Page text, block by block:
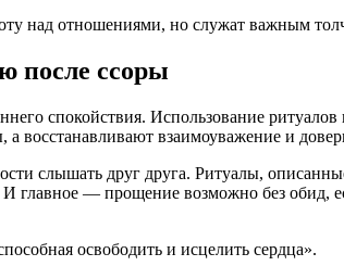
над отношениями, но служат важным
после ссоры
спокойствия. Использование
восстанавливают взаимоуважение и
слышать друг друга. Ритуалы,
— прощение возможно без обид,
освободить и исцелить сердца».